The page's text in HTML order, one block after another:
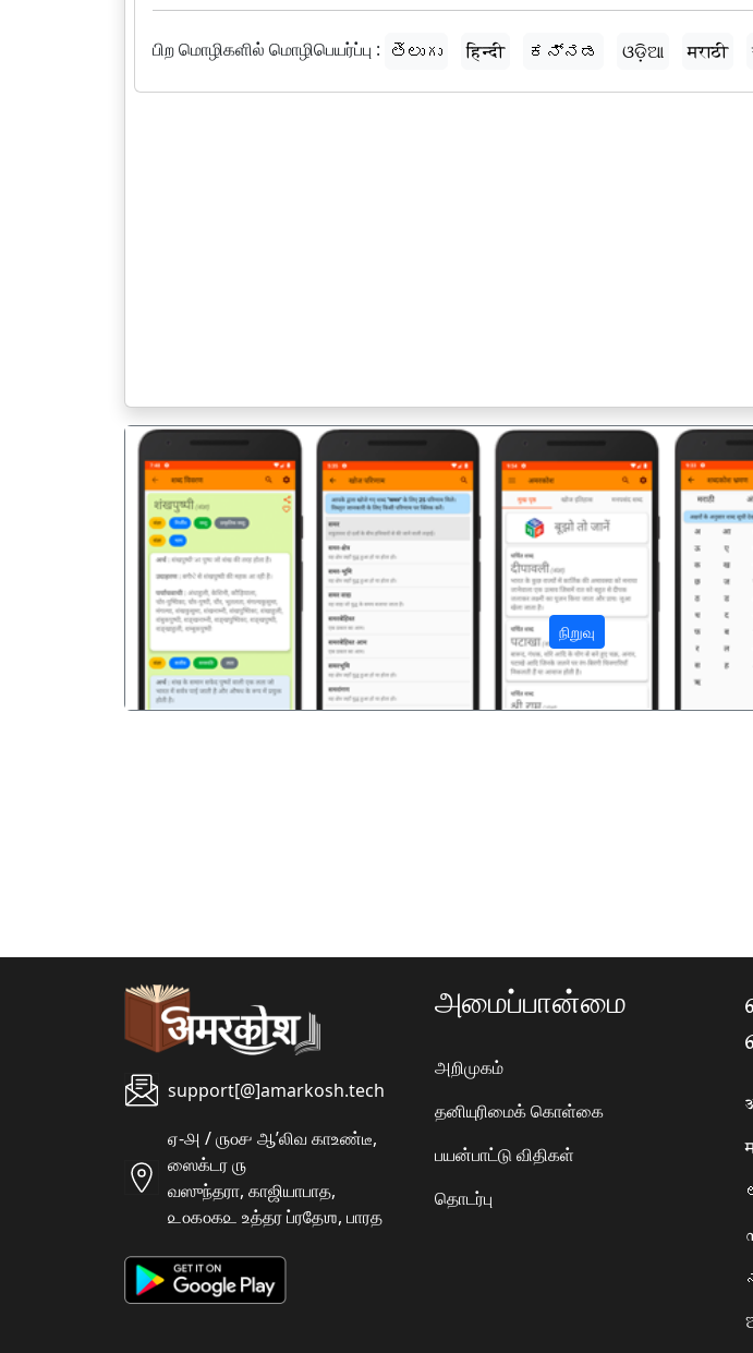
பிற மொழிகளில் மொழிபெயர்ப்பு : తెలుగు हिन्दी ಕನ್ನಡ ଓଡ଼ିଆ मराठी
நிறுவு
पिछला
support[@]amarkosh.tech
ஏ-௮ / ௫௦௪ ஆʼலிவ காஉண்டீ,
ஸைக்டர ௫
வஸுந்தரா, காஜியாபாத,
௨௦௧௦௧௨ உத்தர ப்ரதேஶ, பாரத
அமைப்பான்மை
அறிமுகம்
தனியுரிமைக் கொள்கை
பயன்பாட்டு விதிகள்
தொடர்பு